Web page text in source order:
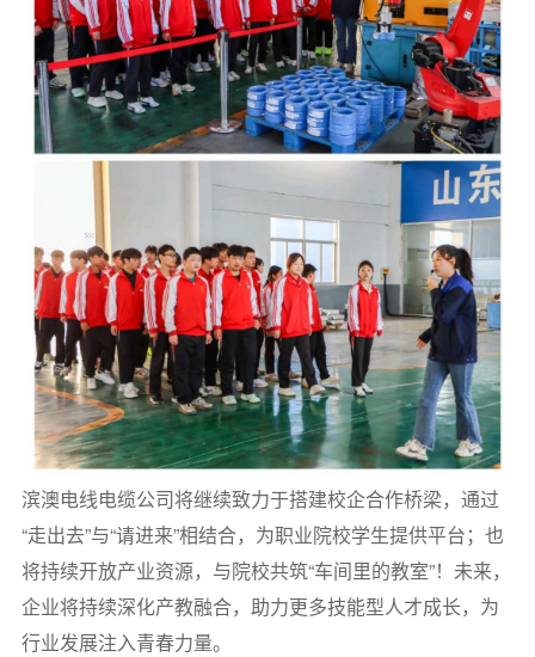
滨澳电线电缆公司将继续致力于搭建校企合作桥梁，通过
“走出去”与“请进来”相结合，为职业院校学生提供平台；也
将持续开放产业资源，与院校共筑“车间里的教室”！未来，
企业将持续深化产教融合，助力更多技能型人才成长，为
行业发展注入青春力量。